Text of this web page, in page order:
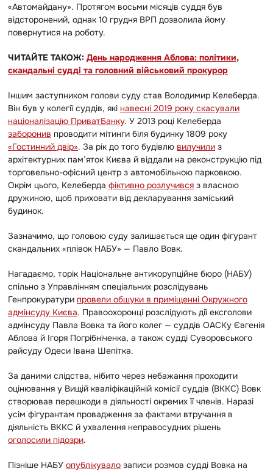
«Автомайдану». Протягом восьми місяців суддя був
відсторонений, однак 10 грудня ВРП дозволила йому
повернутися на роботу.
ЧИТАЙТЕ ТАКОЖ: День народження Аблова: політики,
скандальні судді та головний військовий прокурор
Іншим заступником голови суду став Володимир Келеберда.
Він був у колегії суддів, які навесні 2019 року скасували
націоналізацію ПриватБанку. У 2013 році Келеберда
заборонив проводити мітинги біля будинку 1809 року
«Гостинний двір». За рік до того будівлю вилучили з
архітектурних пам’яток Києва й віддали на реконструкцію під
торговельно-офісний центр з автомобільною парковкою.
Окрім цього, Келеберда фіктивно розлучився з власною
дружиною, щоб приховати від декларування заміський
будинок.
Зазначимо, що головою суду залишається ще один фігурант
скандальних «плівок НАБУ» — Павло Вовк.
Нагадаємо, торік Національне антикорупційне бюро (НАБУ)
спільно з Управлінням спеціальних розслідувань
Генпрокуратури провели обшуки в приміщенні Окружного
адмінсуду Києва. Правоохоронці розслідують дії ексголови
адмінсуду Павла Вовка та його колег — суддів ОАСКу Євгенія
Аблова й Ігоря Погрібніченка, а також судді Суворовського
райсуду Одеси Івана Шепітка.
За даними слідства, нібито через небажання проходити
оцінювання у Вищій кваліфікаційній комісії суддів (ВККС) Вовк
створював перешкоди в діяльності окремих її членів. Наразі
усім фігурантам провадження за фактами втручання в
діяльність ВККС й ухвалення неправосудних рішень
оголосили підозри.
Пізніше НАБУ опублікувало записи розмов судді Вовка на